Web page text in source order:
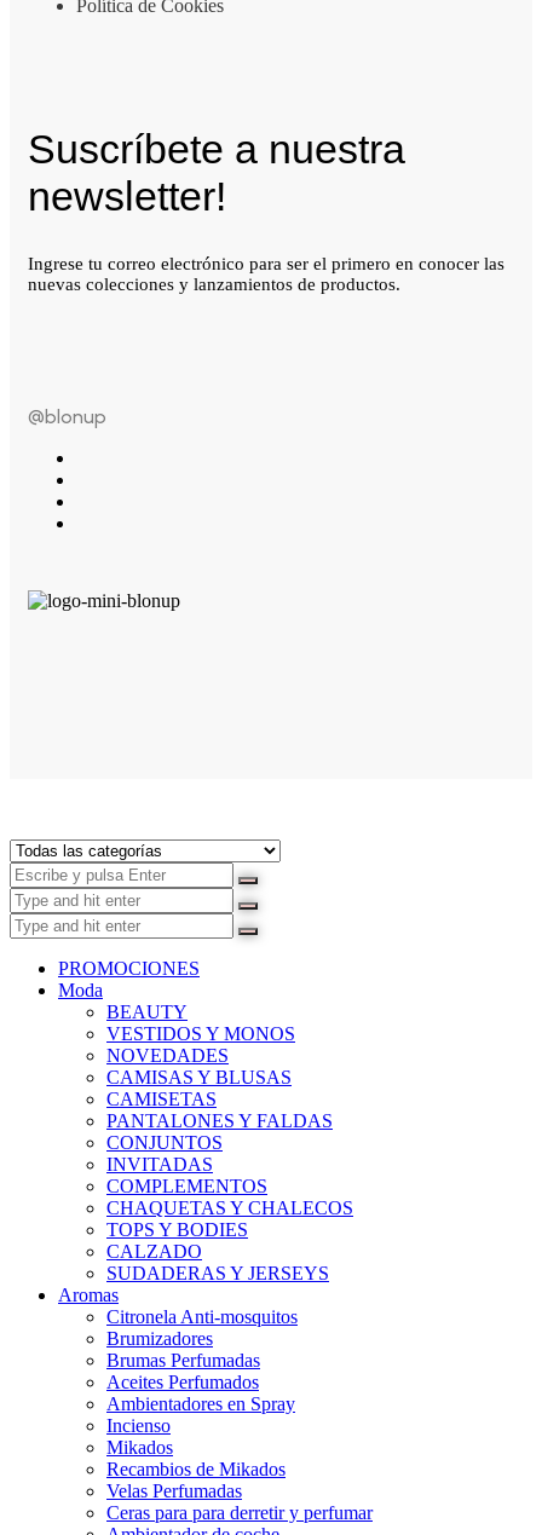
Política de Cookies
Suscríbete a nuestra
newsletter!
Ingrese tu correo electrónico para ser el primero en conocer las
nuevas colecciones y lanzamientos de productos.
@blonup
PROMOCIONES
Moda
BEAUTY
VESTIDOS Y MONOS
NOVEDADES
CAMISAS Y BLUSAS
CAMISETAS
PANTALONES Y FALDAS
CONJUNTOS
INVITADAS
COMPLEMENTOS
CHAQUETAS Y CHALECOS
TOPS Y BODIES
CALZADO
SUDADERAS Y JERSEYS
Aromas
Citronela Anti-mosquitos
Brumizadores
Brumas Perfumadas
Aceites Perfumados
Ambientadores en Spray
Incienso
Mikados
Recambios de Mikados
Velas Perfumadas
Ceras para para derretir y perfumar